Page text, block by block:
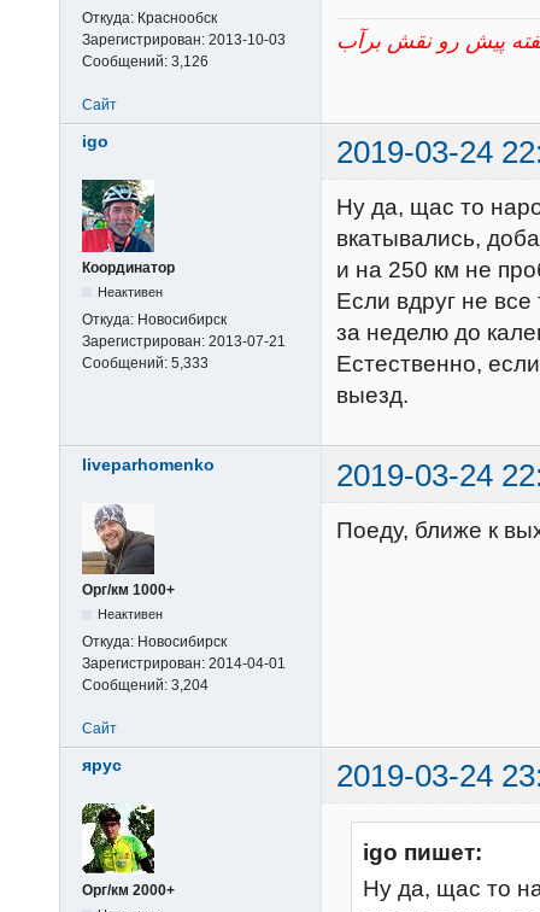
Откуда: Краснообск
Зарегистрирован: 2013-10-03
Сообщений: 3,126
Сайт
igo 2019-03-24
Координатор
Неактивен
Откуда: Новосибирск
Зарегистрирован: 2013-07-21
Сообщений: 5,333
Ну да, щас то
вкатывались,
и на 250 км не
Если вдруг не
за неделю до
Естественно,
выезд.
liveparhomenko 2019-03-24
Орг/км 1000+
Неактивен
Откуда: Новосибирск
Зарегистрирован: 2014-04-01
Сообщений: 3,204
Поеду, ближе к
Сайт
ярус 2019-03-24
Орг/км 2000+
igo пишет:
Ну да, щас то